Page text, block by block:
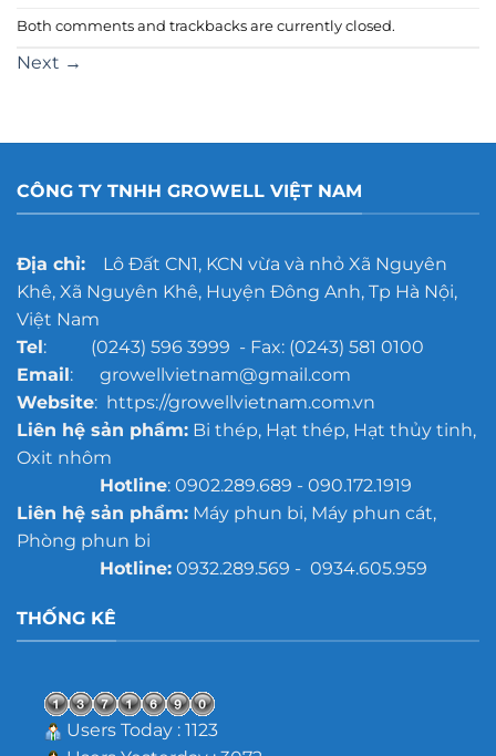
Both comments and trackbacks are currently closed.
Next →
CÔNG TY TNHH GROWELL VIỆT NAM
Địa chỉ:Lô Đất CN1, KCN vừa và nhỏ Xã Nguyên
Khê, Xã Nguyên Khê, Huyện Đông Anh, Tp Hà Nội,
Việt Nam
Tel: (0243) 596 3999 - Fax: (0243) 581 0100
Email: growellvietnam@gmail.com
Website: https://growellvietnam.com.vn
Liên hệ sản phẩm:Bi thép, Hạt thép, Hạt thủy tinh,
Oxit nhôm
Hotline: 0902.289.689 - 090.172.1919
Liên hệ sản phẩm:Máy phun bi, Máy phun cát,
Phòng phun bi
Hotline:0932.289.569 - 0934.605.959
THỐNG KÊ
Users Today : 1123